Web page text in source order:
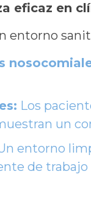
eficaz en
entorno
Los
un
entorno
de